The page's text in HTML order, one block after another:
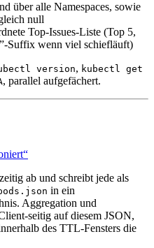
über alle Namespaces, sowie
null
Top-Issues-Liste (Top 5,
Suffix wenn viel schiefläuft)
version, kubectl get
, parallel aufgefächert.
ab und schreibt jede als
in ein
Aggregation und
seitig auf diesem JSON,
des TTL-Fensters die